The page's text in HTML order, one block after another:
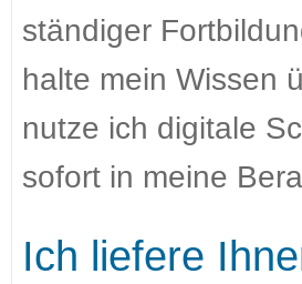
ständiger
halte mein Wissen
nutze ich digitale
sofort in meine
Ich liefere